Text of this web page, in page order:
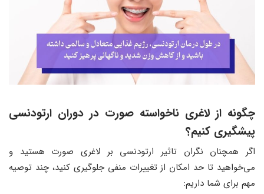
چگونه از لاغری ناخواسته صورت در دوران ارتودنسی
پیشگیری کنیم؟
اگر همچنان نگران تاثیر ارتودنسی بر لاغری صورت هستید و
می‌خواهید تا حد امکان از تغییرات منفی جلوگیری کنید، چند توصیه
مهم برای شما داریم: